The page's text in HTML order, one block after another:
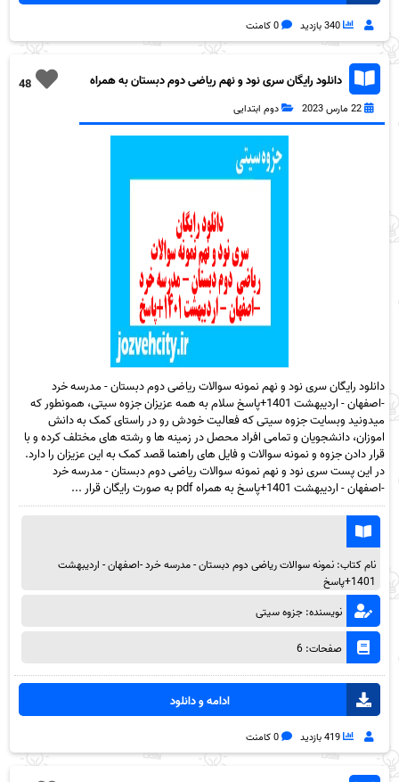
340 بازدید 0 کامنت
48
دانلود رایگان سری نود و نهم ریاضی دوم دبستان به همراه
22 مارس 2023 دوم ابتدایی
دانلود رایگان سری نود و نهم نمونه سوالات ریاضی دوم دبستان - مدرسه خرد
-اصفهان - اردیبهشت 1401+پاسخ سلام به همه عزیزان جزوه سیتی، همونطور که
میدونید وبسایت جزوه سیتی که فعالیت خودش رو در راستای کمک به دانش
اموزان، دانشجویان و تمامی افراد محصل در زمینه ها و رشته های مختلف کرده و با
قرار دادن جزوه و نمونه سوالات و فایل های راهنما قصد کمک به این عزیزان را دارد.
در این پست سری نود و نهم نمونه سوالات ریاضی دوم دبستان - مدرسه خرد
-اصفهان - اردیبهشت 1401+پاسخ به همراه pdf به صورت رایگان قرار ...
نام کتاب: نمونه سوالات ریاضی دوم دبستان - مدرسه خرد -اصفهان - اردیبهشت
1401+پاسخ
نویسنده: جزوه سیتی
صفحات: 6
ادامه و دانلود
419 بازدید 0 کامنت